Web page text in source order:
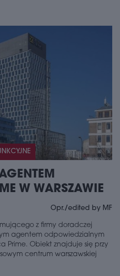
W WARSZAWIE
Opr./edited by MF
z firmy doradczej
agentem odpowiedzialnym
Prime. Obiekt znajduje się przy
centrum warszawskiej